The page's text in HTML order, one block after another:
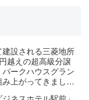
設される三菱地所
越えの超高級分譲
ークハウスグラン
上がってきまし